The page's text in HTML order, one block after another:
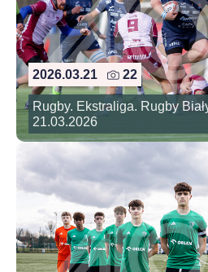
2026.03.21 22
Rugby. Ekstraliga. Rugby
21.03.2026